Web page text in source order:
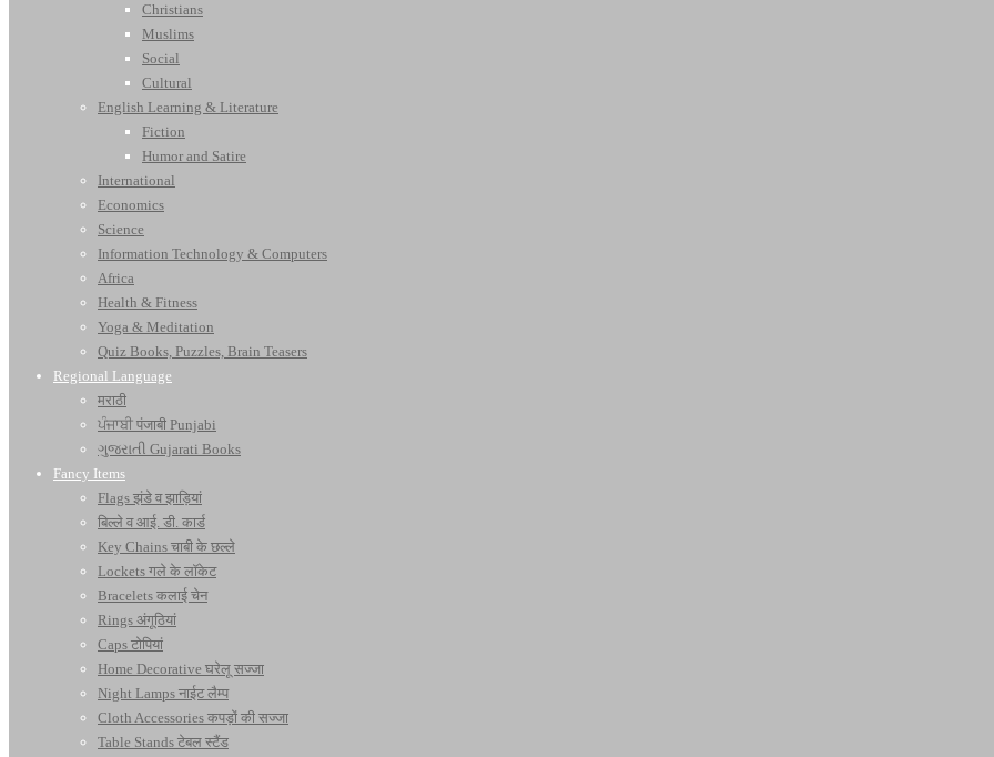
Christians
Muslims
Social
Cultural
English Learning & Literature
Fiction
Humor and Satire
International
Economics
Science
Information Technology & Computers
Africa
Health & Fitness
Yoga & Meditation
Quiz Books, Puzzles, Brain Teasers
Regional Language
मराठी
ਪੰਜਾਬੀ पंजाबी Punjabi
ગુજરાતી Gujarati Books
Fancy Items
Flags झंडे व झाड़ियां
बिल्ले व आई. डी. कार्ड
Key Chains चाबी के छल्ले
Lockets गले के लॉकेट
Bracelets कलाई चेन
Rings अंगूठियां
Caps टोपियां
Home Decorative घरेलू सज्जा
Night Lamps नाईट लैम्प
Cloth Accessories कपड़ों की सज्जा
Table Stands टेबल स्टैंड